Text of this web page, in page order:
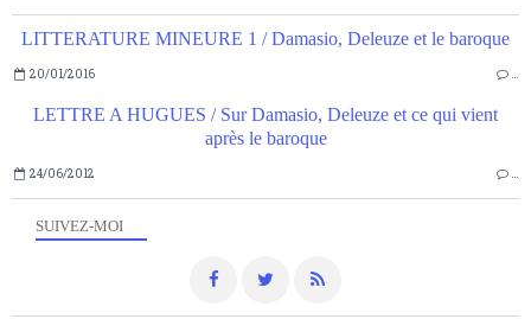
SUIVEZ-MOI
LITTERATURE MINEURE 1 / Damasio, Deleuze et le baroque
20/01/2016 …
LETTRE A HUGUES / Sur Damasio, Deleuze et ce qui vient
après le baroque
24/06/2012 …